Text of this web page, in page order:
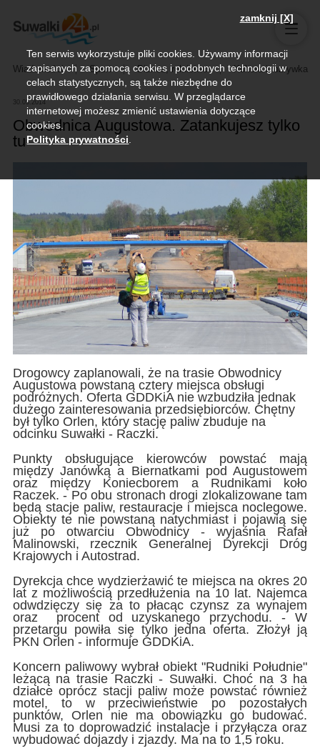
Wiadomości Sport Biznes, rolnictwo Kultura i rozrywka
30.05.2014
Obwodnica Augustowa. Zatankujesz tylko
tu
Drogowcy zaplanowali, że na trasie Obwodnicy
Augustowa powstaną cztery miejsca obsługi
podróżnych. Oferta GDDKiA nie wzbudziła jednak
dużego zainteresowania przedsiębiorców. Chętny
był tylko Orlen, który stację paliw zbuduje na
odcinku Suwałki - Raczki.
Punkty obsługujące kierowców powstać mają
między Janówką a Biernatkami pod Augustowem
oraz między Koniecborem a Rudnikami koło
Raczek. - Po obu stronach drogi zlokalizowane tam
będą stacje paliw, restauracje i miejsca noclegowe.
Obiekty te nie powstaną natychmiast i pojawią się
już po otwarciu Obwodnicy - wyjaśnia Rafał
Malinowski, rzecznik Generalnej Dyrekcji Dróg
Krajowych i Autostrad.
Dyrekcja chce wydzierżawić te miejsca na okres 20
lat z możliwością przedłużenia na 10 lat. Najemca
odwdzięczy się za to płacąc czynsz za wynajem
oraz procent od uzyskanego przychodu. - W
przetargu powiła się tylko jedna oferta. Złożył ją
PKN Orlen - informuje GDDKiA.
Koncern paliwowy wybrał obiekt "Rudniki Południe"
leżącą na trasie Raczki - Suwałki. Choć na 3 ha
działce oprócz stacji paliw może powstać również
motel, to w przeciwieństwie po pozostałych
punktów, Orlen nie ma obowiązku go budować.
Musi za to doprowadzić instalacje i przyłącza oraz
wybudować dojazdy i zjazdy. Ma na to 1,5 roku.
zamknij [X]
Ten serwis wykorzystuje pliki cookies. Używamy informacji
zapisanych za pomocą cookies i podobnych technologii w
celach statystycznych, są także niezbędne do
prawidłowego działania serwisu. W przeglądarce
internetowej możesz zmienić ustawienia dotyczące
cookies.
Polityka prywatności